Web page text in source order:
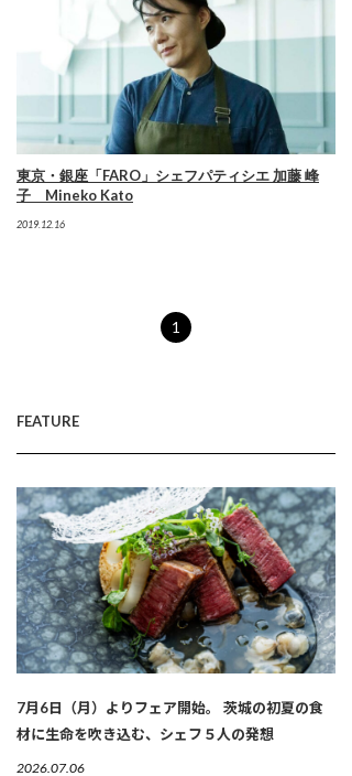
東京・銀座「FARO」シェフパティシエ 加藤 峰
子 Mineko Kato
2019.12.16
1
FEATURE
7月6日（月）よりフェア開始。 茨城の初夏の食
材に生命を吹き込む、シェフ５人の発想
2026.07.06